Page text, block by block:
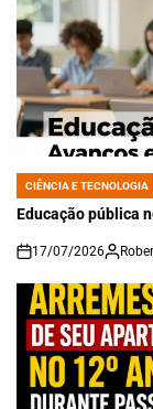
POSTED
IN
CIÊNCIA E TECNOLOGIA
Educação pública
on
17/07/2026